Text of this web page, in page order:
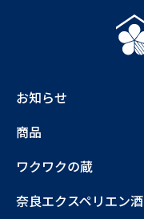
お知らせ
商品
ワクワクの蔵
奈良エクスペリエン酒